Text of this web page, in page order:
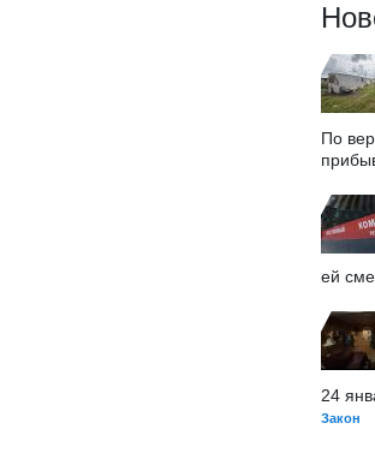
По
ей
24
Закон